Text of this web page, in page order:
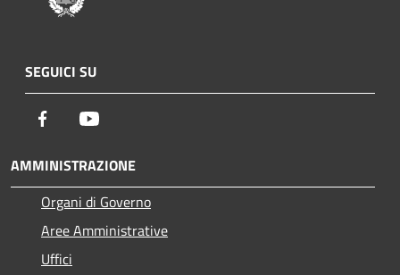
SEGUICI SU
Facebook
AMMINISTRAZIONE
Organi di Governo
Aree Amministrative
Uffici